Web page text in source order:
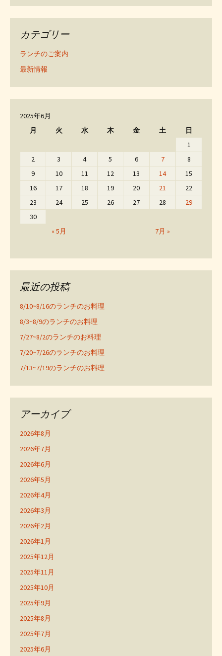
カテゴリー
ランチのご案内
最新情報
2025年6月
月
火 水 木 金 土 日
« 5月 7月 »
1
2
3 4 5 6 7
8
9
10 11 12 13 14
15
16
17 18 19 20 21
22
23
24 25 26 27 28
29
30
最近の投稿
8/10~8/16のランチのお料理
8/3~8/9のランチのお料理
7/27~8/2のランチのお料理
7/20~7/26のランチのお料理
7/13~7/19のランチのお料理
アーカイブ
2026年8月
2026年7月
2026年6月
2026年5月
2026年4月
2026年3月
2026年2月
2026年1月
2025年12月
2025年11月
2025年10月
2025年9月
2025年8月
2025年7月
2025年6月